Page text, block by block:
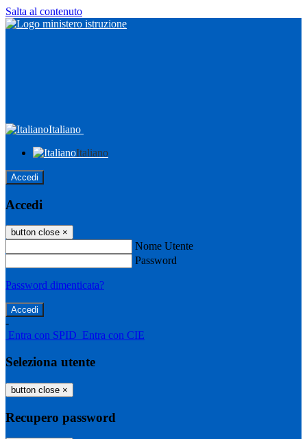
Salta al contenuto
Italiano
Italiano
Accedi
Accedi
button close ×
Nome Utente
Password
Password dimenticata?
-
Entra con SPID Entra con CIE
Seleziona utente
button close ×
Recupero password